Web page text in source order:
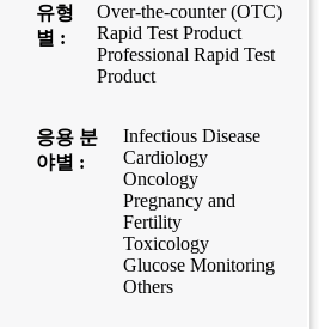
유형
별 :
Over-the-counter (OTC)
Rapid Test Product
Professional Rapid Test
Product
응용 분
야별 :
Infectious Disease
Cardiology
Oncology
Pregnancy and
Fertility
Toxicology
Glucose Monitoring
Others